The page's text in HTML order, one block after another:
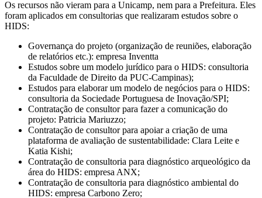
Os recursos não vieram para a Unicamp, nem para a Prefeitura. Eles
foram aplicados em consultorias que realizaram estudos sobre o
HIDS:
Governança do projeto (organização de reuniões, elaboração
de relatórios etc.): empresa Inventta
Estudos sobre um modelo jurídico para o HIDS: consultoria
da Faculdade de Direito da PUC-Campinas);
Estudos para elaborar um modelo de negócios para o HIDS:
consultoria da Sociedade Portuguesa de Inovação/SPI;
Contratação de consultor para fazer a comunicação do
projeto: Patricia Mariuzzo;
Contratação de consultor para apoiar a criação de uma
plataforma de avaliação de sustentabilidade: Clara Leite e
Katia Kishi;
Contratação de consultoria para diagnóstico arqueológico da
área do HIDS: empresa ANX;
Contratação de consultoria para diagnóstico ambiental do
HIDS: empresa Carbono Zero;